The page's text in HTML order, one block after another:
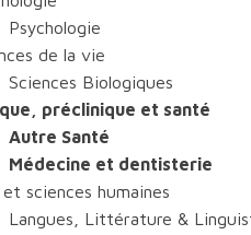
Psychologie
de la vie
Sciences Biologiques
préclinique et santé
Autre Santé
Médecine et dentisterie
sciences humaines
Langues, Littérature &